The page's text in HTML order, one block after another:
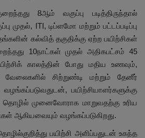
8ஆம் வகுப்பு படித்திருந்தால்
முதல், ITI, டிப்ளமோ மற்றும் பட்டப்படிப்பு
கல்வித் தகுதிக்கு ஏற்ற பயிற்சிகள்
10நாட்கள் முதல் அதிகபட்சம் 45
காலத்தின் போது மதிய உணவும்,
சிற்றுண்டி மற்றும் தேனீர்
பயிற்சியாளர்களுக்கு
முனைவோராக மாறுவதற்கு உரிய
ஆகியவையும் வழங்கப்படுகிறது.
பயிற்சி அளிப்பதுடன் உகந்த